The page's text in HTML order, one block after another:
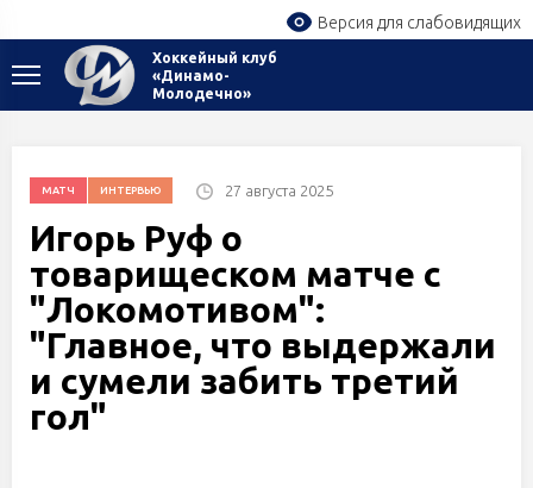
Версия для слабовидящих
Хоккейный клуб
«Динамо-
Молодечно»
МАТЧ ИНТЕРВЬЮ 27 августа 2025
Игорь Руф о
товарищеском матче с
"Локомотивом":
"Главное, что выдержали
и сумели забить третий
гол"